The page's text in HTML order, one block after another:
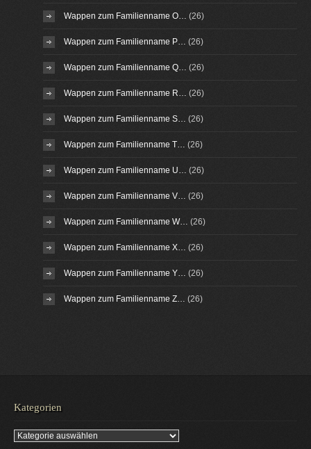
Wappen zum Familienname O… (26)
Wappen zum Familienname P… (26)
Wappen zum Familienname Q… (26)
Wappen zum Familienname R… (26)
Wappen zum Familienname S… (26)
Wappen zum Familienname T… (26)
Wappen zum Familienname U… (26)
Wappen zum Familienname V… (26)
Wappen zum Familienname W… (26)
Wappen zum Familienname X… (26)
Wappen zum Familienname Y… (26)
Wappen zum Familienname Z… (26)
Kategorien
Kategorien